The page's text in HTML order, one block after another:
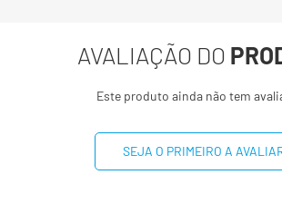
Fibra alimentar
AVALIAÇÃO DO
Este produto ainda não tem
SEJA O PRIMEIRO A